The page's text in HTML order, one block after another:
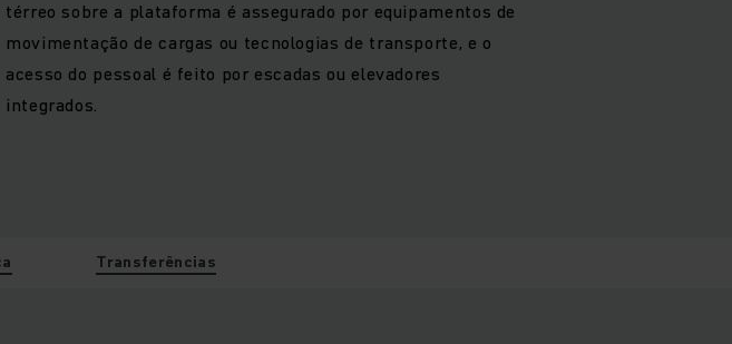
térreo sobre a plataforma é assegurado por equipamentos de
movimentação de cargas ou tecnologias de transporte, e o
acesso do pessoal é feito por escadas ou elevadores
integrados.
Transferências